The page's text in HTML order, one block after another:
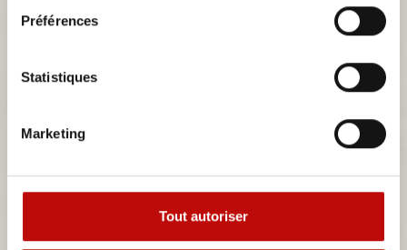
Préférences
Statistiques
Marketing
Tout autoriser